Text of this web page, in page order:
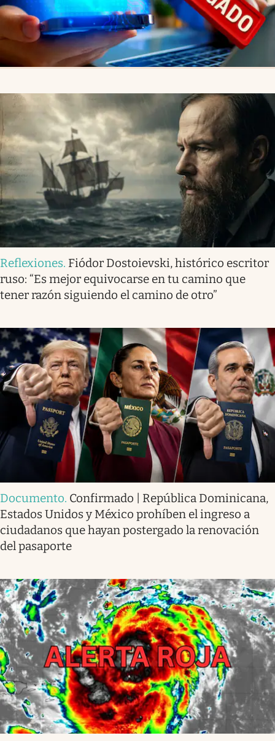
Reflexiones. Fiódor Dostoievski, histórico escritor
ruso: “Es mejor equivocarse en tu camino que
tener razón siguiendo el camino de otro”
Documento. Confirmado | República Dominicana,
Estados Unidos y México prohíben el ingreso a
ciudadanos que hayan postergado la renovación
del pasaporte